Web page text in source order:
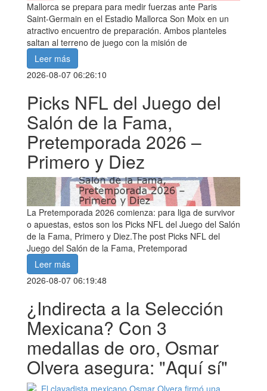
Mallorca se prepara para medir fuerzas ante Paris
Saint-Germain en el Estadio Mallorca Son Moix en un
atractivo encuentro de preparación. Ambos planteles
saltan al terreno de juego con la misión de
Leer más
2026-08-07 06:26:10
Picks NFL del Juego del
Salón de la Fama,
Pretemporada 2026 –
Primero y Diez
La Pretemporada 2026 comienza: para liga de survivor
o apuestas, estos son los Picks NFL del Juego del Salón
de la Fama, Primero y Diez.The post Picks NFL del
Juego del Salón de la Fama, Pretemporad
Leer más
2026-08-07 06:19:48
¿Indirecta a la Selección
Mexicana? Con 3
medallas de oro, Osmar
Olvera asegura: "Aquí sí"